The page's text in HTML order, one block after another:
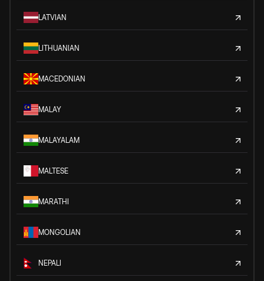
LATVIAN
LITHUANIAN
MACEDONIAN
MALAY
MALAYALAM
MALTESE
MARATHI
MONGOLIAN
NEPALI